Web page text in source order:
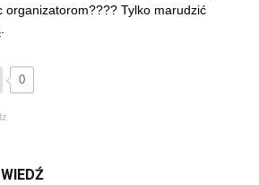
organizatorom???? Tylko marudzić
0